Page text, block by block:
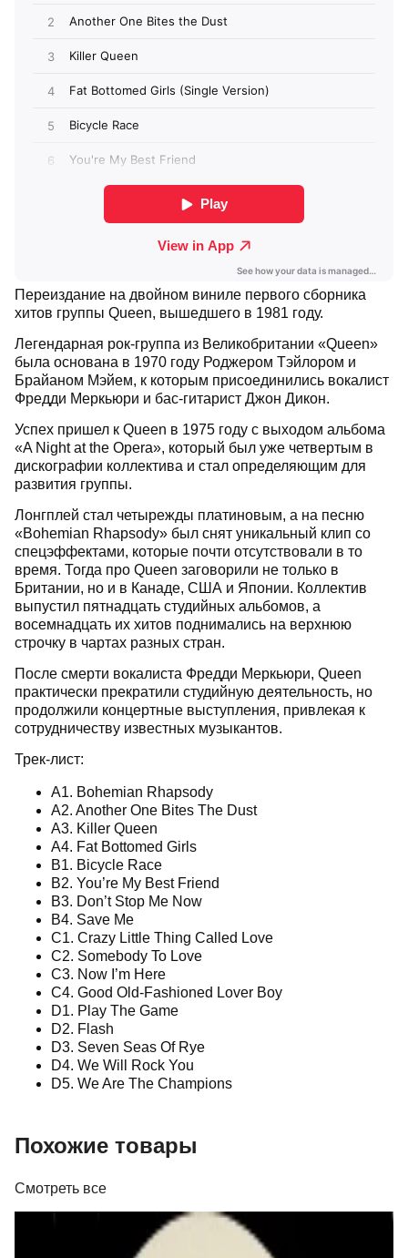
Переиздание на двойном виниле первого сборника
хитов группы Queen, вышедшего в 1981 году.
Легендарная рок-группа из Великобритании «Queen»
была основана в 1970 году Роджером Тэйлором и
Брайаном Мэйем, к которым присоединились вокалист
Фредди Меркьюри и бас-гитарист Джон Дикон.
Успех пришел к Queen в 1975 году с выходом альбома
«A Night at the Opera», который был уже четвертым в
дискографии коллектива и стал определяющим для
развития группы.
Лонгплей стал четырежды платиновым, а на песню
«Bohemian Rhapsody» был снят уникальный клип со
спецэффектами, которые почти отсутствовали в то
время. Тогда про Queen заговорили не только в
Британии, но и в Канаде, США и Японии. Коллектив
выпустил пятнадцать студийных альбомов, а
восемнадцать их хитов поднимались на верхнюю
строчку в чартах разных стран.
После смерти вокалиста Фредди Меркьюри, Queen
практически прекратили студийную деятельность, но
продолжили концертные выступления, привлекая к
сотрудничеству известных музыкантов.
Трек-лист:
A1. Bohemian Rhapsody
A2. Another One Bites The Dust
A3. Killer Queen
A4. Fat Bottomed Girls
B1. Bicycle Race
B2. You’re My Best Friend
B3. Don’t Stop Me Now
B4. Save Me
C1. Crazy Little Thing Called Love
C2. Somebody To Love
C3. Now I’m Here
C4. Good Old-Fashioned Lover Boy
D1. Play The Game
D2. Flash
D3. Seven Seas Of Rye
D4. We Will Rock You
D5. We Are The Champions
Похожие товары
Смотреть все
a-ha - Headlines And Deadlines - The Hits Of